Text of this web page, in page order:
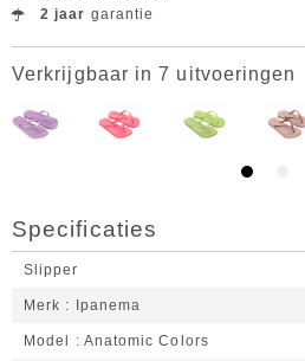
2 jaar garantie
Verkrijgbaar in 7 uitvoeringen
Specificaties
Slipper
Merk Ipanema
Model Anatomic Colors